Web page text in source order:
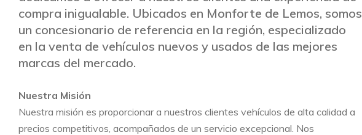
compra inigualable. Ubicados en Monforte de Lemos, somos
un concesionario de referencia en la región, especializado
en la venta de vehículos nuevos y usados de las mejores
marcas del mercado.
Nuestra Misión
Nuestra misión es proporcionar a nuestros clientes vehículos de alta calidad a
precios competitivos, acompañados de un servicio excepcional. Nos